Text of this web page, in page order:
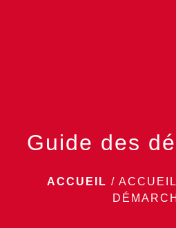
Guide des
ACCUEIL / ACCUEIL